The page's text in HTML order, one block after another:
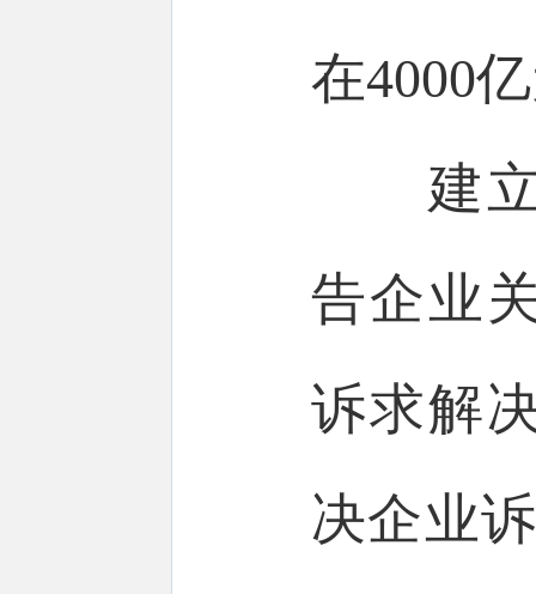
在4000
建立
告企业
诉求解
决企业